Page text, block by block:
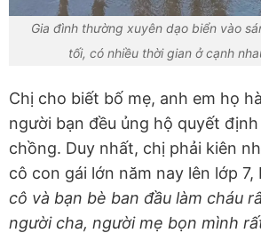
Gia đình thường xuyên dạo biển vào
tối, có nhiều thời gian ở cạnh
Chị cho biết bố mẹ, anh em họ
người bạn đều ủng hộ quyết
chồng. Duy nhất, chị phải kiên
cô con gái lớn năm nay lên lớp 7,
cô và bạn bè ban đầu làm cháu
người cha, người mẹ bọn mình